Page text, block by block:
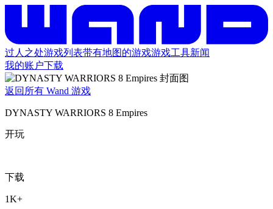
过人之处游戏列表带有地图的游戏游戏工具新闻
我的账户下载
返回所有 Wand 游戏
DYNASTY WARRIORS 8 Empires
开玩
下载
1K+